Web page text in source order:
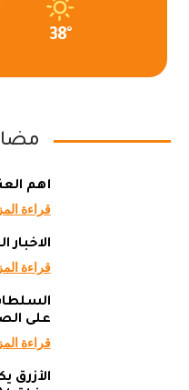
38°
أهم
قراءة
الاخبار
قراءة
على
قراءة